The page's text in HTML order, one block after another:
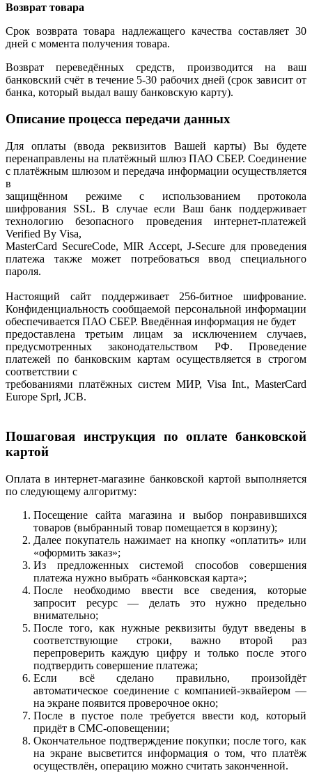
Возврат товара
Срок возврата товара надлежащего качества составляет 30
дней с момента получения товара.
Возврат переведённых средств, производится на ваш
банковский счёт в течение 5-30 рабочих дней (срок зависит от
банка, который выдал вашу банковскую карту).
Описание процесса передачи данных
Для оплаты (ввода реквизитов Вашей карты) Вы будете
перенаправлены на платёжный шлюз ПАО СБЕР. Соединение
с платёжным шлюзом и передача информации осуществляется
в
защищённом режиме с использованием протокола
шифрования SSL. В случае если Ваш банк поддерживает
технологию безопасного проведения интернет-платежей
Verified By Visa,
MasterCard SecureCode, MIR Accept, J-Secure для проведения
платежа также может потребоваться ввод специального
пароля.
Настоящий сайт поддерживает 256-битное шифрование.
Конфиденциальность сообщаемой персональной информации
обеспечивается ПАО СБЕР. Введённая информация не будет
предоставлена третьим лицам за исключением случаев,
предусмотренных законодательством РФ. Проведение
платежей по банковским картам осуществляется в строгом
соответствии с
требованиями платёжных систем МИР, Visa Int., MasterCard
Europe Sprl, JCB.
Пошаговая инструкция по оплате банковской
картой
Оплата в интернет-магазине банковской картой выполняется
по следующему алгоритму:
Посещение сайта магазина и выбор понравившихся
товаров (выбранный товар помещается в корзину);
Далее покупатель нажимает на кнопку «оплатить» или
«оформить заказ»;
Из предложенных системой способов совершения
платежа нужно выбрать «банковская карта»;
После необходимо ввести все сведения, которые
запросит ресурс — делать это нужно предельно
внимательно;
После того, как нужные реквизиты будут введены в
соответствующие строки, важно второй раз
перепроверить каждую цифру и только после этого
подтвердить совершение платежа;
Если всё сделано правильно, произойдёт
автоматическое соединение с компанией-эквайером —
на экране появится проверочное окно;
После в пустое поле требуется ввести код, который
придёт в СМС-оповещении;
Окончательное подтверждение покупки; после того, как
на экране высветится информация о том, что платёж
осуществлён, операцию можно считать законченной.